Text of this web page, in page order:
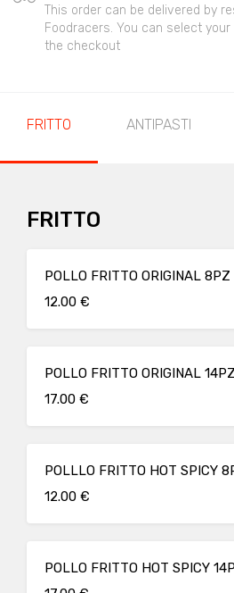
This order can be delivered by
Foodracers. You can select
the checkout
FRITTO ANTIPASTI
FRITTO
POLLO FRITTO ORIGINAL 8PZ
12.00 €
POLLO FRITTO ORIGINAL 14PZ
17.00 €
POLLLO FRITTO HOT SPICY
12.00 €
POLLO FRITTO HOT SPICY